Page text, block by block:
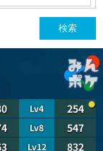
検索
Lv4 254 ●
Lv8 547
Lv12 832